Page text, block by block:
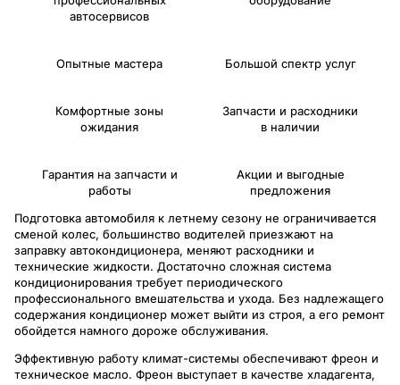
автосервисов
Опытные мастера Большой спектр услуг
Комфортные зоны
ожидания
Запчасти и расходники
в наличии
Гарантия на запчасти и
работы
Акции и выгодные
предложения
Подготовка автомобиля к летнему сезону не ограничивается
сменой колес, большинство водителей приезжают на
заправку автокондиционера, меняют расходники и
технические жидкости. Достаточно сложная система
кондиционирования требует периодического
профессионального вмешательства и ухода. Без надлежащего
содержания кондиционер может выйти из строя, а его ремонт
обойдется намного дороже обслуживания.
Эффективную работу климат-системы обеспечивают фреон и
техническое масло. Фреон выступает в качестве хладагента,